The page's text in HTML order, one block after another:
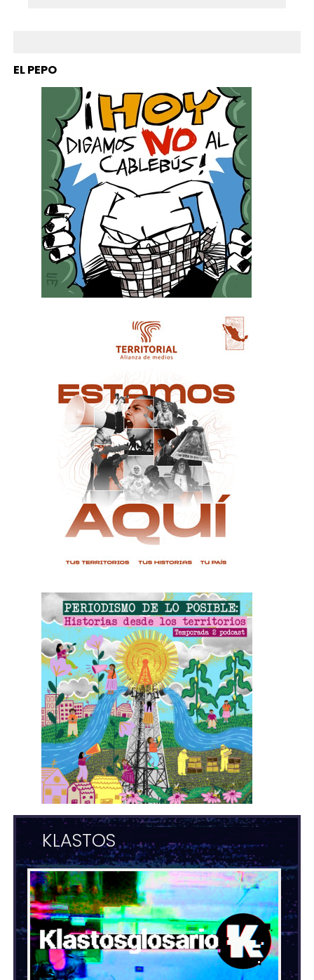
EL PEPO
KLASTOS